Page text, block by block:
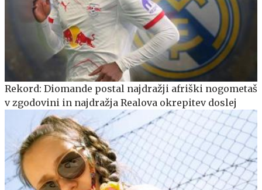
Rekord: Diomande postal najdražji afriški nogometaš
v zgodovini in najdražja Realova okrepitev doslej